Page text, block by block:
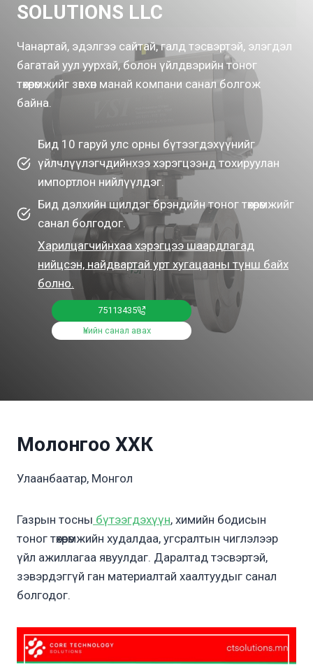
SOLUTIONS LLC
Чанартай, эдэлгээ сайтай, галд тэсвэртэй, элэгдэл
багатай уул уурхай, болон үйлдвэрийн тоног
төхөөрөмжийг зөвхөн манай компани санал болгож
байна.
Бид 10 гаруй улс орны бүтээгдэхүүнийг
үйлчлүүлэгчдийнхээ хэрэгцээнд тохируулан
импортлон нийлүүлдэг.
Бид дэлхийн шилдэг брэндийн тоног төхөөрөмжийг
санал болгодог.
Харилцагчийнхаа хэрэгцээ шаардлагад
нийцсэн, найдвартай урт хугацааны түнш байх
болно.
75113435
Үнийн санал авах
Молонгоо ХХК
Улаанбаатар, Монгол
Газрын тосны бүтээгдэхүүн, химийн бодисын
тоног төхөөрөмжийн худалдаа, угсралтын чиглэлээр
үйл ажиллагаа явуулдаг. Даралтад тэсвэртэй,
зэвэрдэггүй ган материалтай хаалтуудыг санал
болгодог.